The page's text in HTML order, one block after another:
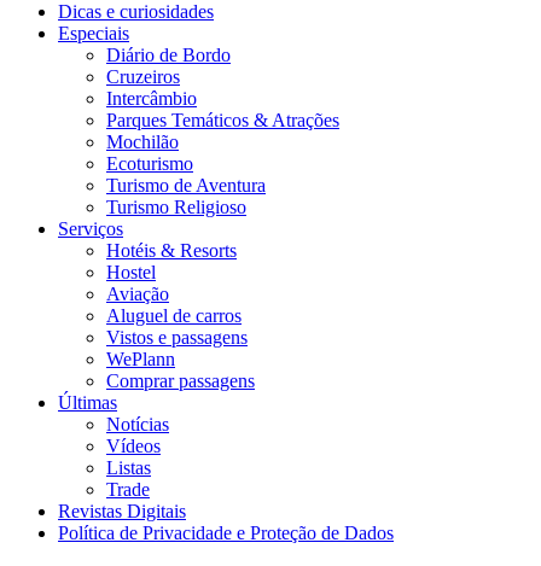
Dicas e curiosidades
Especiais
Diário de Bordo
Cruzeiros
Intercâmbio
Parques Temáticos & Atrações
Mochilão
Ecoturismo
Turismo de Aventura
Turismo Religioso
Serviços
Hotéis & Resorts
Hostel
Aviação
Aluguel de carros
Vistos e passagens
WePlann
Comprar passagens
Últimas
Notícias
Vídeos
Listas
Trade
Revistas Digitais
Política de Privacidade e Proteção de Dados